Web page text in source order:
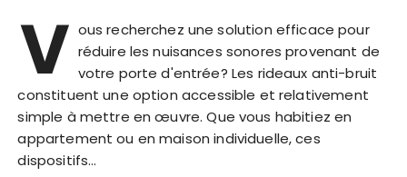
V ous recherchez une solution efficace pour
réduire les nuisances sonores provenant de
votre porte d'entrée? Les rideaux anti-bruit
constituent une option accessible et relativement
simple à mettre en œuvre. Que vous habitiez en
appartement ou en maison individuelle, ces
dispositifs…